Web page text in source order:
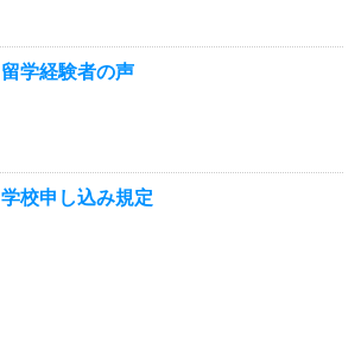
留学経験者の声
学校申し込み規定